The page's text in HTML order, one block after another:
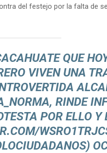
del festejo por la falta de
QUE
VIVEN UNA
, RINDE
POR ELLO Y